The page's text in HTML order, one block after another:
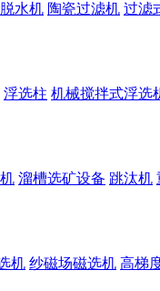
脱水机 陶瓷过滤机 过滤
浮选柱 机械搅拌式浮选
溜槽选矿设备 跳汰机
机 纱磁场磁选机 高梯